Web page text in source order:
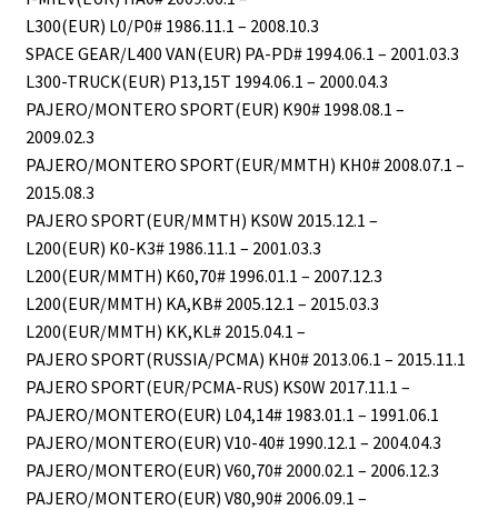
L300(EUR) L0/P0# 1986.11.1 – 2008.10.3
SPACE GEAR/L400 VAN(EUR) PA-PD# 1994.06.1 – 2001.03.3
L300-TRUCK(EUR) P13,15T 1994.06.1 – 2000.04.3
PAJERO/MONTERO SPORT(EUR) K90# 1998.08.1 –
2009.02.3
PAJERO/MONTERO SPORT(EUR/MMTH) KH0# 2008.07.1 –
2015.08.3
PAJERO SPORT(EUR/MMTH) KS0W 2015.12.1 –
L200(EUR) K0-K3# 1986.11.1 – 2001.03.3
L200(EUR/MMTH) K60,70# 1996.01.1 – 2007.12.3
L200(EUR/MMTH) KA,KB# 2005.12.1 – 2015.03.3
L200(EUR/MMTH) KK,KL# 2015.04.1 –
PAJERO SPORT(RUSSIA/PCMA) KH0# 2013.06.1 – 2015.11.1
PAJERO SPORT(EUR/PCMA-RUS) KS0W 2017.11.1 –
PAJERO/MONTERO(EUR) L04,14# 1983.01.1 – 1991.06.1
PAJERO/MONTERO(EUR) V10-40# 1990.12.1 – 2004.04.3
PAJERO/MONTERO(EUR) V60,70# 2000.02.1 – 2006.12.3
PAJERO/MONTERO(EUR) V80,90# 2006.09.1 –